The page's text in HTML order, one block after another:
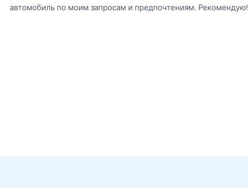
автомобиль по моим запросам и предпочтениям. Рекомендую!